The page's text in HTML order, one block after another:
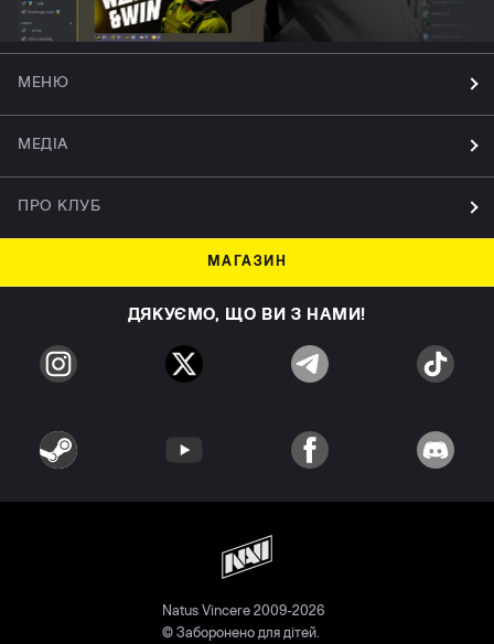
МЕНЮ
МЕДІА
ПРО КЛУБ
МАГАЗИН
ДЯКУЄМО, ЩО ВИ З НАМИ!
Natus Vincere 2009-2026
© Заборонено для дітей.